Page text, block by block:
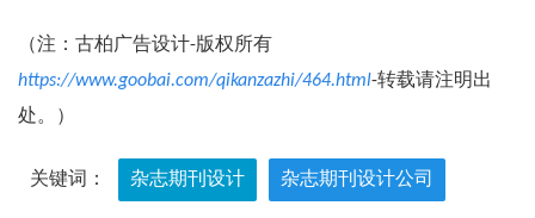
（注：古柏广告设计-版权所有
https://www.goobai.com/qikanzazhi/464.html-转载请注明出
处。）
关键词： 杂志期刊设计 杂志期刊设计公司